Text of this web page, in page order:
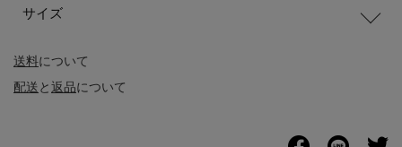
送料について
配送と返品について
サイズ